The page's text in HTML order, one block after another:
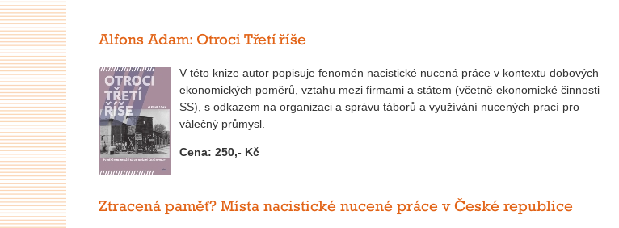
Alfons Adam: Otroci Třetí říše
V této knize autor popisuje fenomén nacistické nucená práce v kontextu dobových
ekonomických poměrů, vztahu mezi firmami a státem (včetně ekonomické činnosti
SS), s odkazem na organizaci a správu táborů a využívání nucených prací pro
válečný průmysl.
Cena: 250,- Kč
Ztracená paměť? Místa nacistické nucené práce v České republice